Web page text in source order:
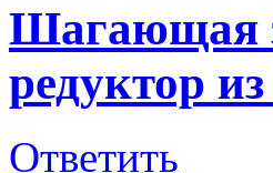
Шагающая
редуктор
Ответить